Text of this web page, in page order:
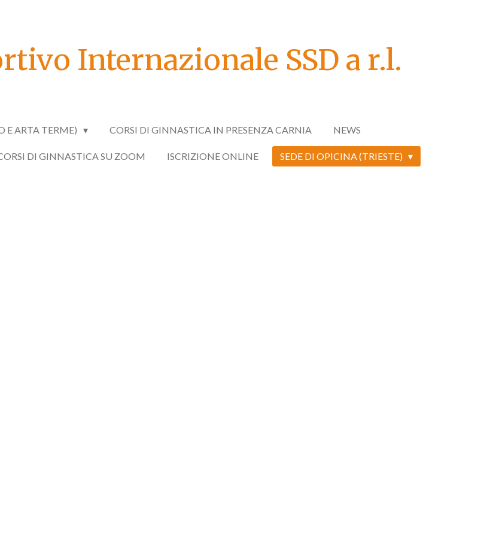
Internazionale SSD a r.l.
E ARTA TERME) CORSI DI GINNASTICA IN PRESENZA CARNIA NEWS
DI GINNASTICA SU ZOOM ISCRIZIONE ONLINE SEDE DI OPICINA (TRIESTE)